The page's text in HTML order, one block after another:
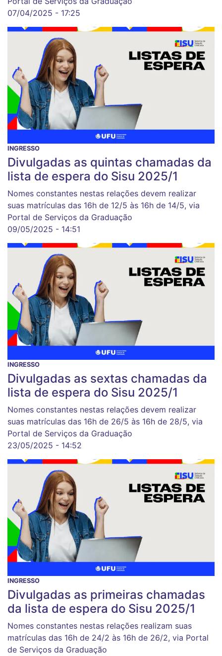
07/04/2025 - 17:25
INGRESSO
Divulgadas as quintas chamadas da
lista de espera do Sisu 2025/1
Nomes constantes nestas relações devem realizar
suas matrículas das 16h de 12/5 às 16h de 14/5, via
Portal de Serviços da Graduação
09/05/2025 - 14:51
INGRESSO
Divulgadas as sextas chamadas da
lista de espera do Sisu 2025/1
Nomes constantes nestas relações devem realizar
suas matrículas das 16h de 26/5 às 16h de 28/5, via
Portal de Serviços da Graduação
23/05/2025 - 14:52
INGRESSO
Divulgadas as primeiras chamadas
da lista de espera do Sisu 2025/1
Nomes constantes nestas relações realizam suas
matrículas das 16h de 24/2 às 16h de 26/2, via Portal
de Serviços da Graduação